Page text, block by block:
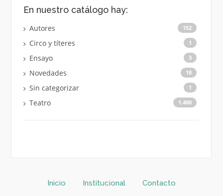
En nuestro catálogo hay:
Autores 152
Circo y títeres 1
Ensayo 3
Novedades 18
Sin categorizar 1
Teatro 1.400
Inicio Institucional Contacto